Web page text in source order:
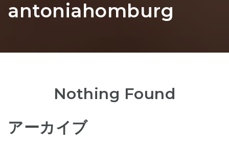
antoniahomburg
Nothing Found
アーカイブ